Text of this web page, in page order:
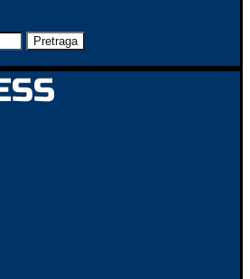
Pretraga